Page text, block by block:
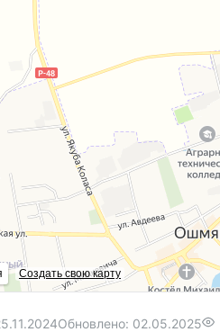
Создать свою карту
Обновлено: 02.05.2025